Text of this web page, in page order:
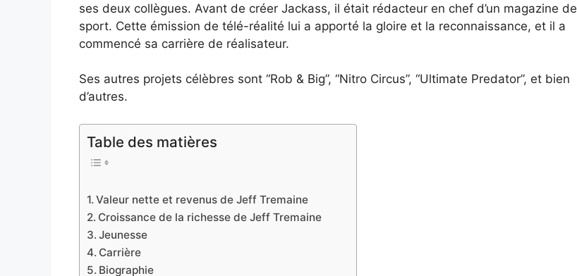
ses deux collègues. Avant de créer Jackass, il était rédacteur en chef d’un magazine de
sport. Cette émission de télé-réalité lui a apporté la gloire et la reconnaissance, et il a
commencé sa carrière de réalisateur.
Ses autres projets célèbres sont “Rob & Big”, “Nitro Circus”, “Ultimate Predator”, et bien
d’autres.
Table des matières
Valeur nette et revenus de Jeff Tremaine
Croissance de la richesse de Jeff Tremaine
Jeunesse
Carrière
Biographie